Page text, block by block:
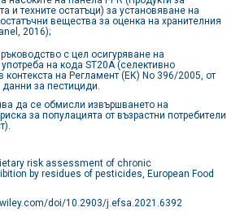
и техните остатъци) за установяване на
вещества за оценка на хранителния
2016);
с цел осигуряване на
на кода ST20A (селективно
контекста на Регламент (EК) No 396/2005, от
за пестициди.
да се обмисли извършването на
за популацията от възрастни потребители
risk assessment of chronic
by residues of pesticides, European Food
doi/10.2903/j.efsa.2021.6392